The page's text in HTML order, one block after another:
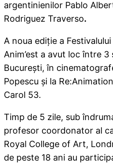
argentinienilor Pablo
Rodriguez Traverso.
A noua ediţie a
Anim’est a avut loc între
Bucureşti, în
Popescu şi la
Carol 53.
Timp de 5 zile, sub
profesor coordonator al
Royal College of Art,
de peste 18 ani au